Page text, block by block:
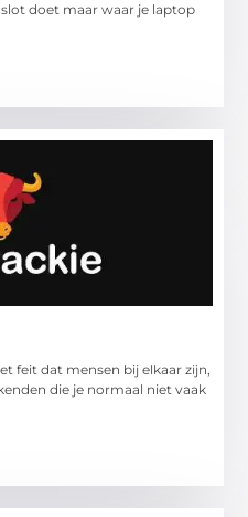
doet maar waar je laptop
feit dat mensen bij elkaar zijn,
die je normaal niet vaak